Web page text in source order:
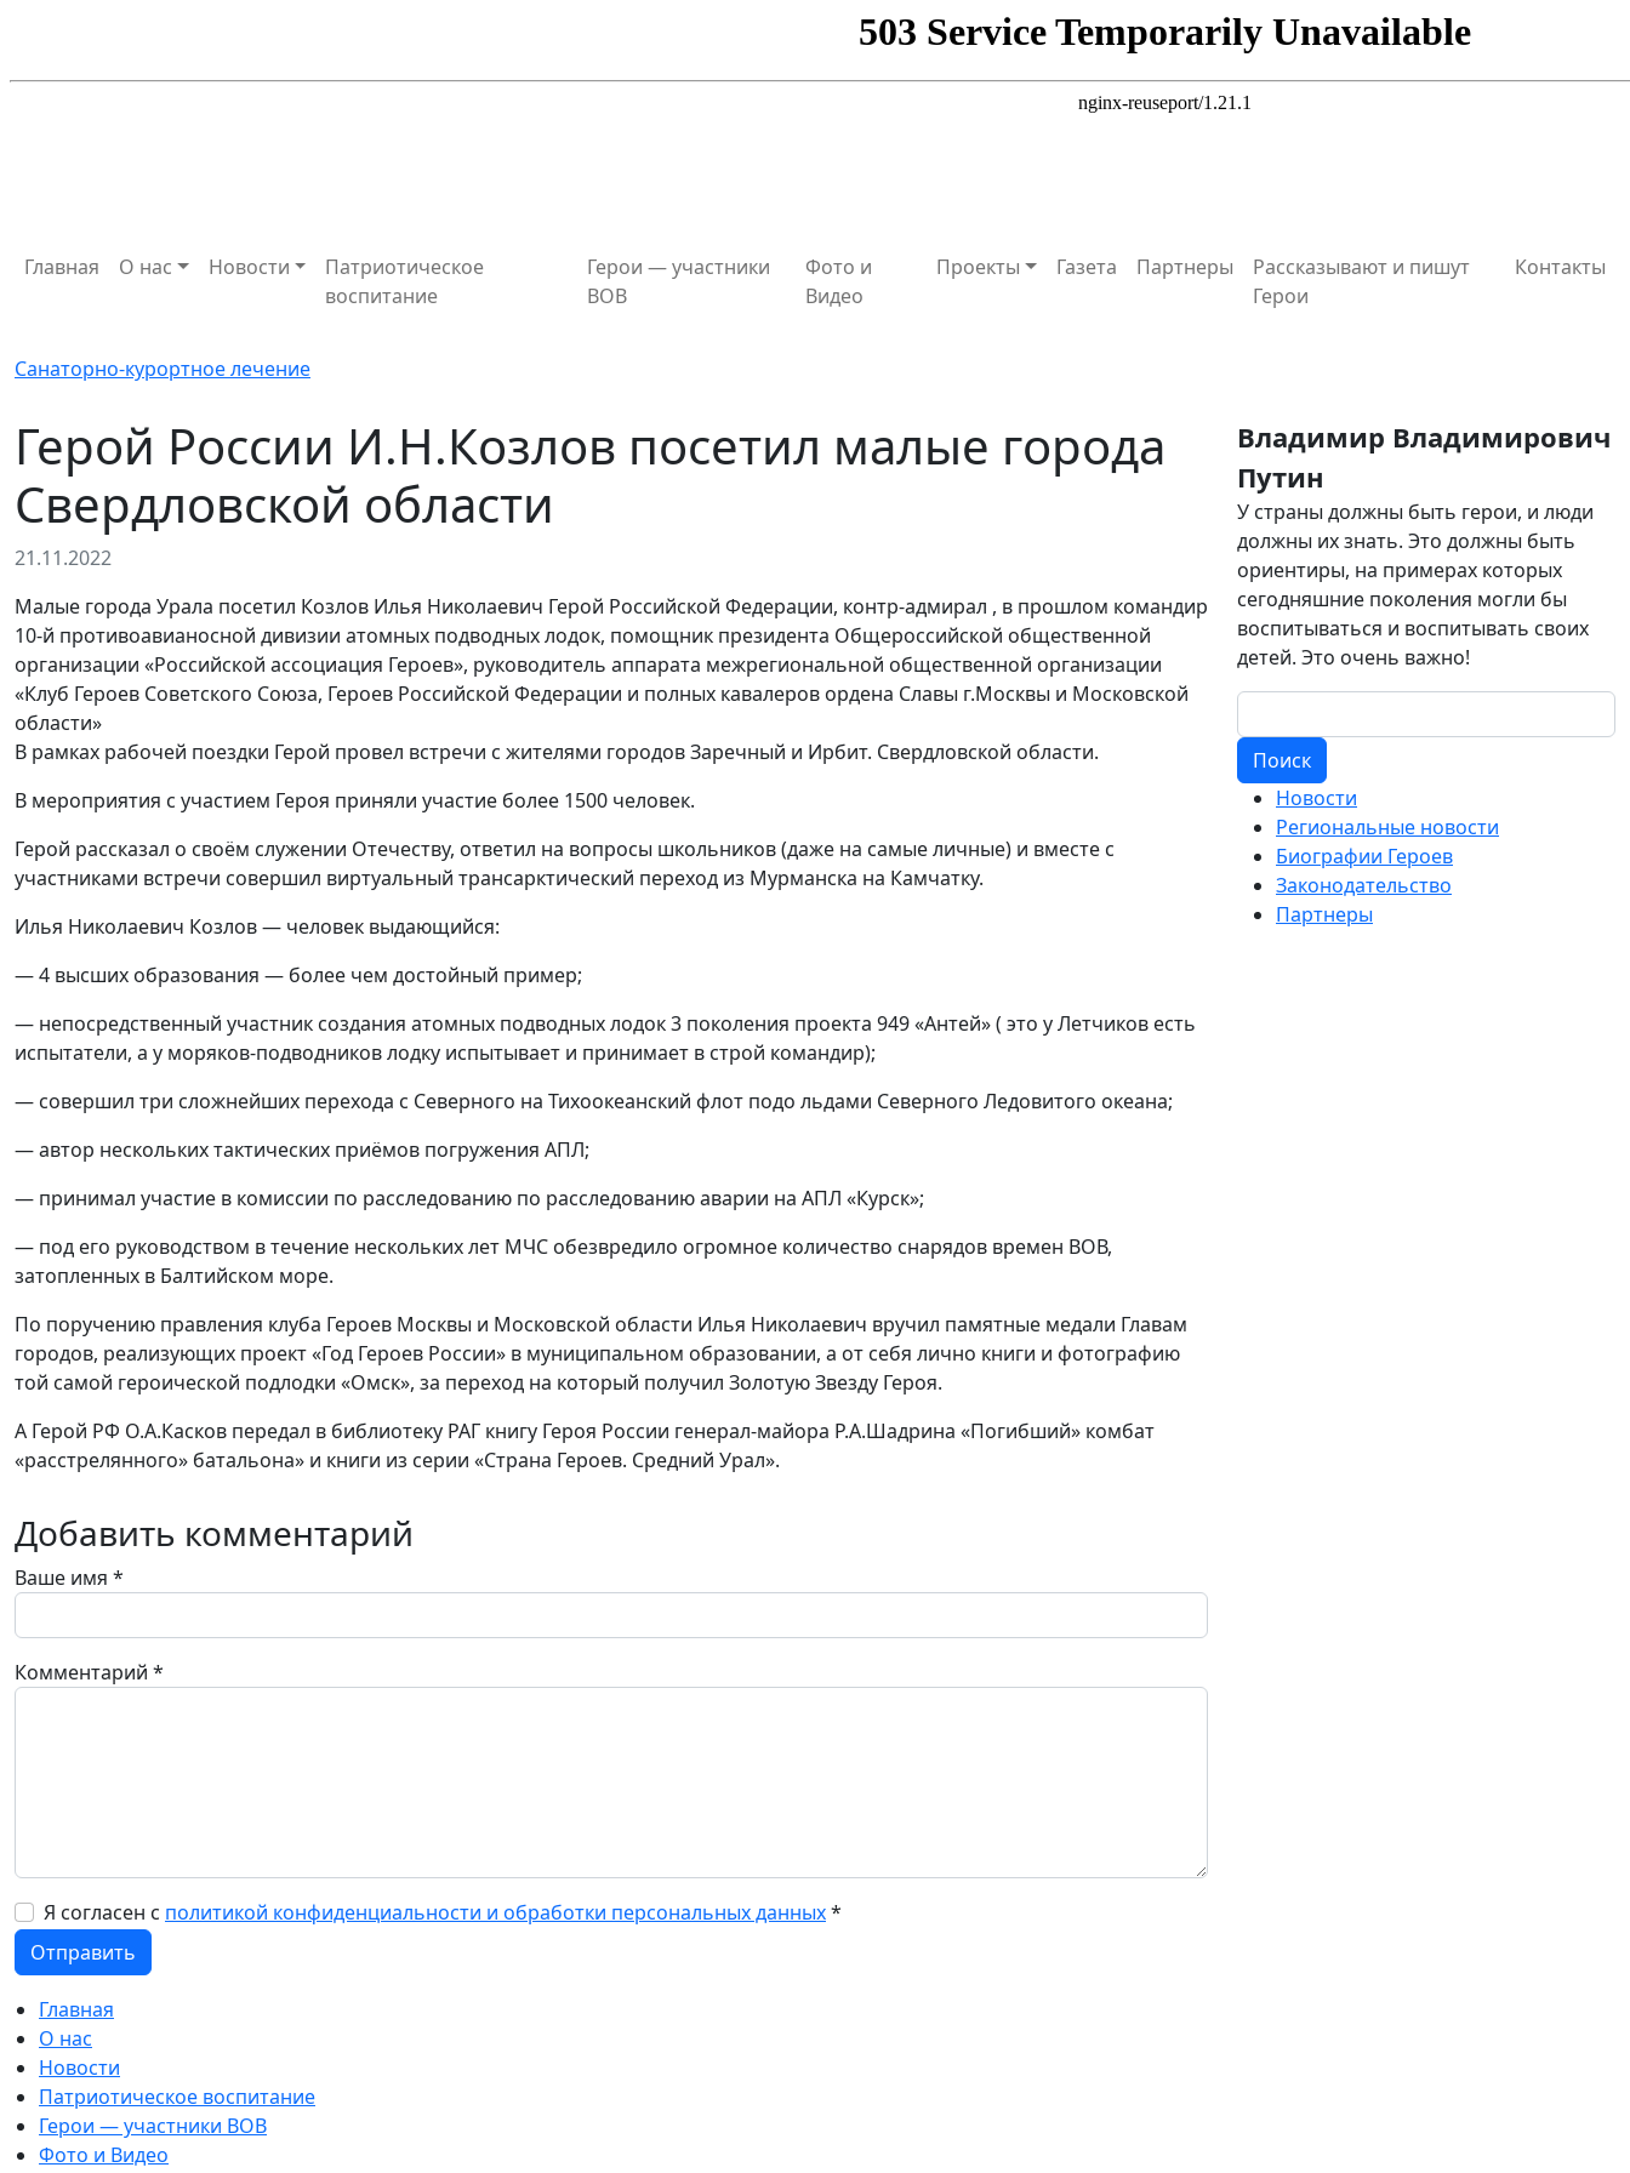
Главная О нас Новости
Патриотическое
воспитание
Герои — участники
ВОВ
Фото и
Видео
Проекты Газета Партнеры
Рассказывают и пишут
Герои
Контакты
Санаторно-курортное лечение
Герой России И.Н.Козлов посетил малые города
Свердловской области
21.11.2022
Малые города Урала посетил Козлов Илья Николаевич Герой Российской Федерации, контр-адмирал , в прошлом командир
10-й противоавианосной дивизии атомных подводных лодок, помощник президента Общероссийской общественной
организации «Российской ассоциация Героев», руководитель аппарата межрегиональной общественной организации
«Клуб Героев Советского Союза, Героев Российской Федерации и полных кавалеров ордена Славы г.Москвы и Московской
области»
В рамках рабочей поездки Герой провел встречи с жителями городов Заречный и Ирбит. Свердловской области.
В мероприятия с участием Героя приняли участие более 1500 человек.
Герой рассказал о своём служении Отечеству, ответил на вопросы школьников (даже на самые личные) и вместе с
участниками встречи совершил виртуальный трансарктический переход из Мурманска на Камчатку.
Илья Николаевич Козлов — человек выдающийся:
— 4 высших образования — более чем достойный пример;
— непосредственный участник создания атомных подводных лодок 3 поколения проекта 949 «Антей» ( это у Летчиков есть
испытатели, а у моряков-подводников лодку испытывает и принимает в строй командир);
— совершил три сложнейших перехода с Северного на Тихоокеанский флот подо льдами Северного Ледовитого океана;
— автор нескольких тактических приёмов погружения АПЛ;
— принимал участие в комиссии по расследованию по расследованию аварии на АПЛ «Курск»;
— под его руководством в течение нескольких лет МЧС обезвредило огромное количество снарядов времен ВОВ,
затопленных в Балтийском море.
По поручению правления клуба Героев Москвы и Московской области Илья Николаевич вручил памятные медали Главам
городов, реализующих проект «Год Героев России» в муниципальном образовании, а от себя лично книги и фотографию
той самой героической подлодки «Омск», за переход на который получил Золотую Звезду Героя.
А Герой РФ О.А.Касков передал в библиотеку РАГ книгу Героя России генерал-майора Р.А.Шадрина «Погибший» комбат
«расстрелянного» батальона» и книги из серии «Страна Героев. Средний Урал».
Добавить комментарий
Ваше имя *
Комментарий *
Я согласен с политикой конфиденциальности и обработки персональных данных*
Владимир Владимирович
Путин
У страны должны быть герои, и люди
должны их знать. Это должны быть
ориентиры, на примерах которых
сегодняшние поколения могли бы
воспитываться и воспитывать своих
детей. Это очень важно!
Поиск
Новости
Региональные новости
Биографии Героев
Законодательство
Партнеры
Главная
О нас
Новости
Патриотическое воспитание
Герои — участники ВОВ
Фото и Видео